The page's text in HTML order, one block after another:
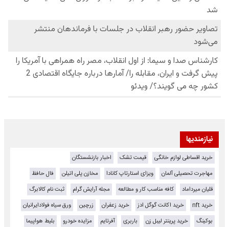
نیازمندیها
خرید اقساطی لوازم خانگی قیمت تشک
اخبار بازنشستگان
مهاجرت تحصیلی آلمان
ویزای استارتاپ کانادا مخازن پلی اتیلن
فال حافظ
قلیان میرداماد
کافه مناسب کار و مطالعه مجله آرایش گرام
ثبت نام کالابرگ
خرید nft
خرید اکانت گوگل ادز خرید زعفران زرچین
ورق سیاه فولادایرانیان
بوکینگ
خرید پرینتر لیبل زن باربری آفرتایم مزایده خودرو
بلیط هواپیما